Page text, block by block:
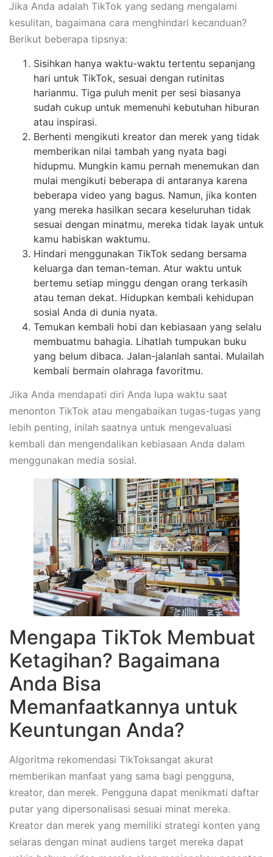
Jika Anda adalah TikTok yang sedang mengalami
kesulitan, bagaimana cara menghindari kecanduan?
Berikut beberapa tipsnya:
Sisihkan hanya waktu-waktu tertentu sepanjang
hari untuk TikTok, sesuai dengan rutinitas
harianmu. Tiga puluh menit per sesi biasanya
sudah cukup untuk memenuhi kebutuhan hiburan
atau inspirasi.
Berhenti mengikuti kreator dan merek yang tidak
memberikan nilai tambah yang nyata bagi
hidupmu. Mungkin kamu pernah menemukan dan
mulai mengikuti beberapa di antaranya karena
beberapa video yang bagus. Namun, jika konten
yang mereka hasilkan secara keseluruhan tidak
sesuai dengan minatmu, mereka tidak layak untuk
kamu habiskan waktumu.
Hindari menggunakan TikTok sedang bersama
keluarga dan teman-teman. Atur waktu untuk
bertemu setiap minggu dengan orang terkasih
atau teman dekat. Hidupkan kembali kehidupan
sosial Anda di dunia nyata.
Temukan kembali hobi dan kebiasaan yang selalu
membuatmu bahagia. Lihatlah tumpukan buku
yang belum dibaca. Jalan-jalanlah santai. Mulailah
kembali bermain olahraga favoritmu.
Jika Anda mendapati diri Anda lupa waktu saat
menonton TikTok atau mengabaikan tugas-tugas yang
lebih penting, inilah saatnya untuk mengevaluasi
kembali dan mengendalikan kebiasaan Anda dalam
menggunakan media sosial.
Mengapa TikTok Membuat
Ketagihan? Bagaimana
Anda Bisa
Memanfaatkannya untuk
Keuntungan Anda?
Algoritma rekomendasi TikToksangat akurat
memberikan manfaat yang sama bagi pengguna,
kreator, dan merek. Pengguna dapat menikmati daftar
putar yang dipersonalisasi sesuai minat mereka.
Kreator dan merek yang memiliki strategi konten yang
selaras dengan minat audiens target mereka dapat